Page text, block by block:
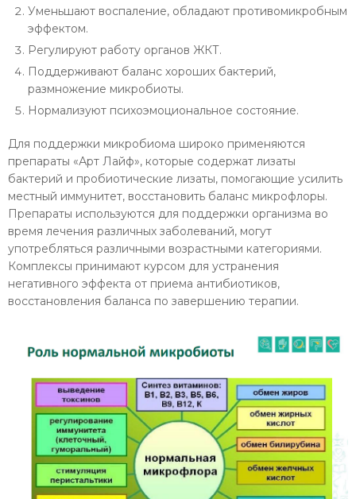
Уменьшают воспаление, обладают противомикробным
эффектом.
Регулируют работу органов ЖКТ.
Поддерживают баланс хороших бактерий,
размножение микробиоты.
Нормализуют психоэмоциональное состояние.
Для поддержки микробиома широко применяются
препараты «Арт Лайф», которые содержат лизаты
бактерий и пробиотические лизаты, помогающие усилить
местный иммунитет, восстановить баланс микрофлоры.
Препараты используются для поддержки организма во
время лечения различных заболеваний, могут
употребляться различными возрастными категориями.
Комплексы принимают курсом для устранения
негативного эффекта от приема антибиотиков,
восстановления баланса по завершению терапии.